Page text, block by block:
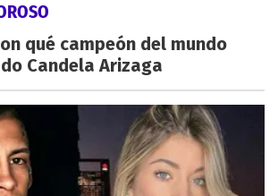
qué campeón del mundo
Candela Arizaga